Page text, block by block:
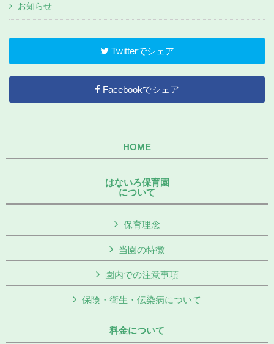
お知らせ
Twitterでシェア
Facebookでシェア
HOME
はないろ保育園
について
保育理念
当園の特徴
園内での注意事項
保険・衛生・伝染病について
料金について